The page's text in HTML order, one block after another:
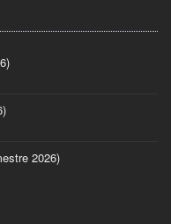
2026)